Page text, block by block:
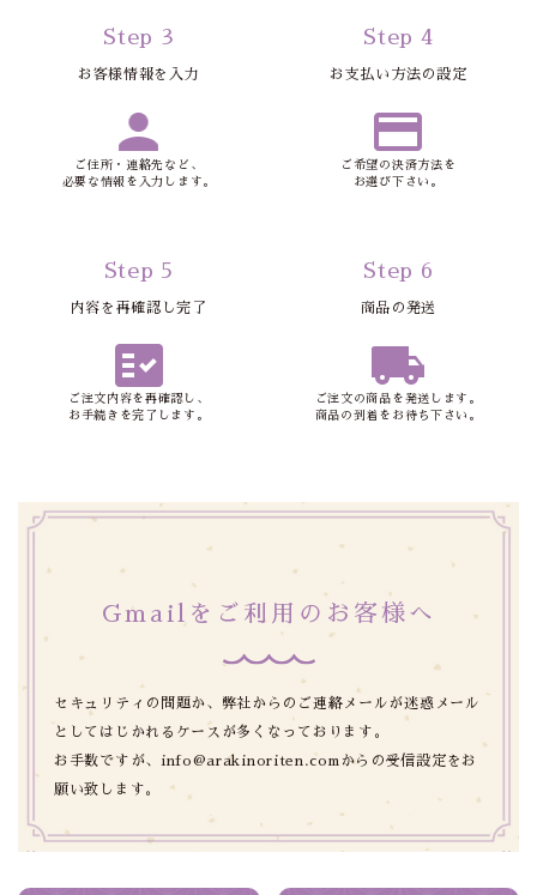
Step 3
お客様情報を入力
ご住所・連絡先など、
必要な情報を入力します。
Step 4
お支払い方法の設定
ご希望の決済方法を
お選び下さい。
Step 5
内容を再確認し完了
ご注文内容を再確認し、
お手続きを完了します。
Step 6
商品の発送
ご注文の商品を発送します。
商品の到着をお待ち下さい。
Gmailをご利用のお客様へ
セキュリティの問題か、弊社からのご連絡メールが迷惑メール
としてはじかれるケースが多くなっております。
お手数ですが、info@arakinoriten.comからの受信設定をお
願い致します。